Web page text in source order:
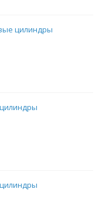
цилиндры